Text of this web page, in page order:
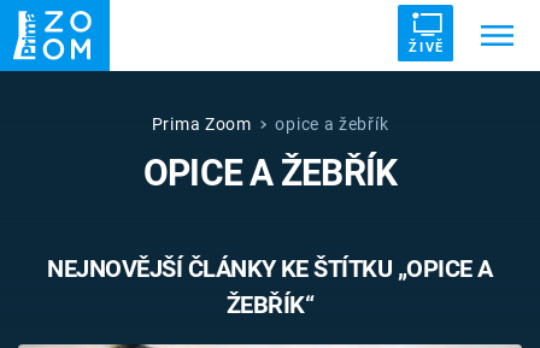
ŽIVĚ
ZRÁDCI UFO DRUHÁ SVĚTOVÁ VÁLKA
VETŘELCI DÁVNOVĚKU
Prima Zoom opice a žebřík
OPICE A ŽEBŘÍK
NEJNOVĚJŠÍ ČLÁNKY KE ŠTÍTKU „OPICE A
ŽEBŘÍK“